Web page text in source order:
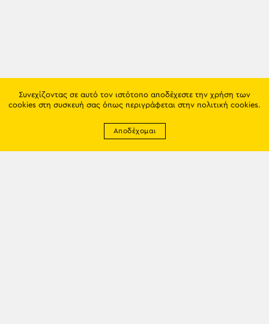
Συνεχίζοντας σε αυτό τον ιστότοπο αποδέχεστε την χρήση των
cookies στη συσκευή σας όπως περιγράφεται στην πολιτική cookies.
Αποδέχομαι